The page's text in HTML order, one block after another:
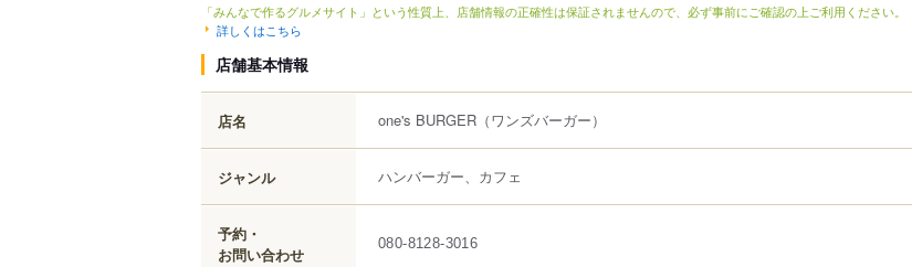
「みんなで作るグルメサイト」という性質上、店舗情報の正確性は保証されませんので、必ず事前にご確認の上ご利用ください。
詳しくはこちら
店舗基本情報
店名 one's BURGER （ワンズバーガー）
ジャンル ハンバーガー、カフェ
予約・
お問い合わせ
080-8128-3016